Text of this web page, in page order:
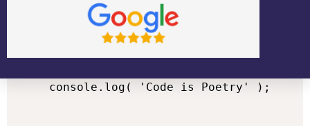
console.log( 'Code is Poetry' );